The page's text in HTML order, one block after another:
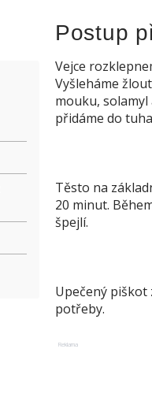
Postup
Vejce
Vyšleháme
mouku, solamyl
přidáme do
Těsto na
20 minut.
špejlí.
Upečený piškot
potřeby.
Reklama